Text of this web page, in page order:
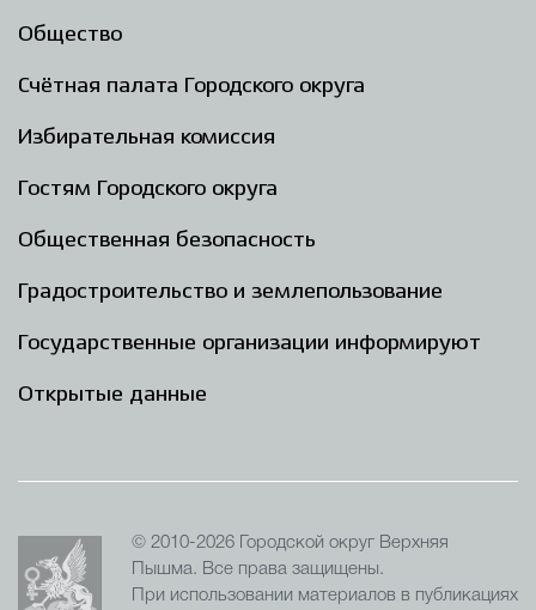
Общество
Счётная палата Городского округа
Избирательная комиссия
Гостям Городского округа
Общественная безопасность
Градостроительство и землепользование
Государственные организации информируют
Открытые данные
© 2010-2026 Городской округ Верхняя
Пышма. Все права защищены.
При использовании материалов в публикациях